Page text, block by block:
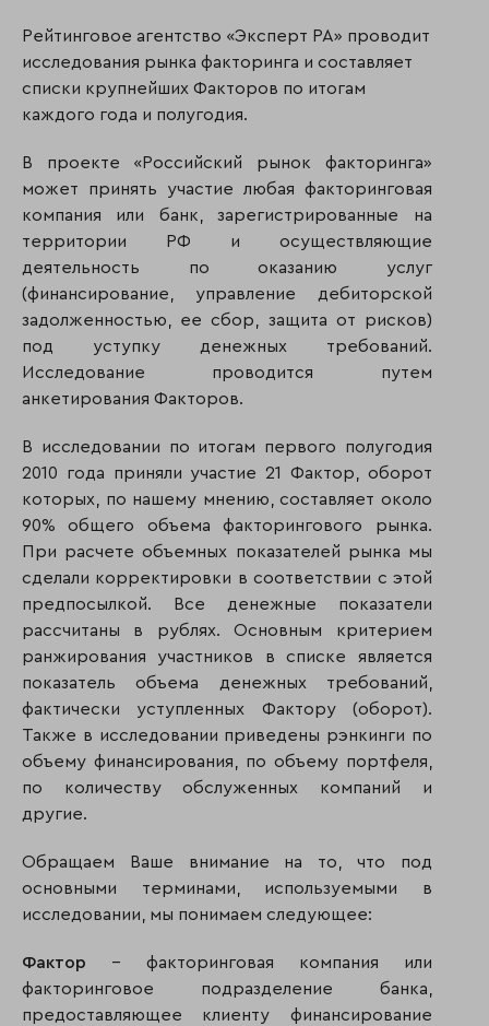
Рейтинговое агентство «Эксперт РА» проводит
исследования рынка факторинга и составляет
списки крупнейших Факторов по итогам
каждого года и полугодия.
В проекте «Российский рынок факторинга»
может принять участие любая факторинговая
компания или банк, зарегистрированные на
территории РФ и осуществляющие
деятельность по оказанию услуг
(финансирование, управление дебиторской
задолженностью, ее сбор, защита от рисков)
под уступку денежных требований.
Исследование проводится путем
анкетирования Факторов.
В исследовании по итогам первого полугодия
2010 года приняли участие 21 Фактор, оборот
которых, по нашему мнению, составляет около
90% общего объема факторингового рынка.
При расчете объемных показателей рынка мы
сделали корректировки в соответствии с этой
предпосылкой. Все денежные показатели
рассчитаны в рублях. Основным критерием
ранжирования участников в списке является
показатель объема денежных требований,
фактически уступленных Фактору (оборот).
Также в исследовании приведены рэнкинги по
объему финансирования, по объему портфеля,
по количеству обслуженных компаний и
другие.
Обращаем Ваше внимание на то, что под
основными терминами, используемыми в
исследовании, мы понимаем следующее:
Фактор – факторинговая компания или
факторинговое подразделение банка,
предоставляющее клиенту финансирование